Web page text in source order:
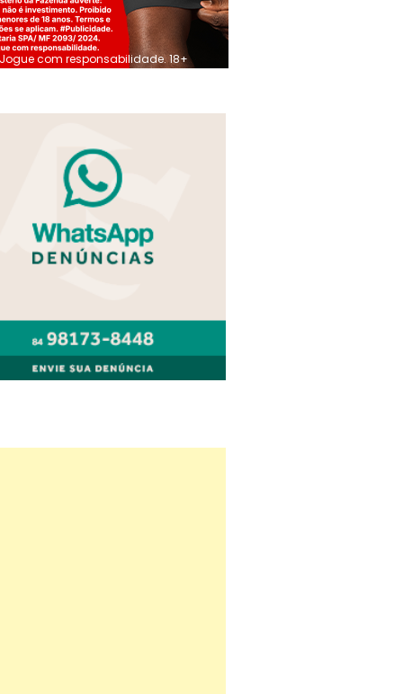
Jogue com responsabilidade. 18+